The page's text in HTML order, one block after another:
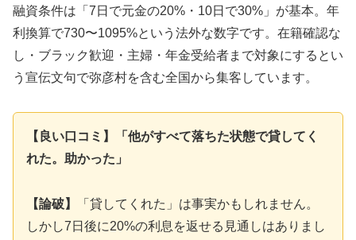
融資条件は「7日で元金の20%・10日で30%」が基本。年
利換算で730〜1095%という法外な数字です。在籍確認な
し・ブラック歓迎・主婦・年金受給者まで対象にするとい
う宣伝文句で弥彦村を含む全国から集客しています。
【良い口コミ】「他がすべて落ちた状態で貸してく
れた。助かった」
【論破】
「貸してくれた」は事実かもしれません。
しかし7日後に20%の利息を返せる見通しはありまし